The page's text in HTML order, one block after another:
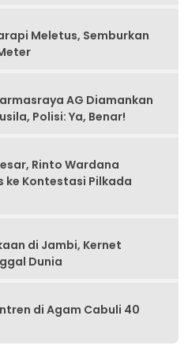
Meletus, Semburkan
AG Diamankan
Polisi: Ya, Benar!
Rinto Wardana
ke Kontestasi Pilkada
di Jambi, Kernet
Dunia
di Agam Cabuli 40